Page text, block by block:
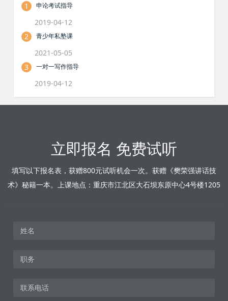
1 申论考试指导
2019-04-12
2
青少年私塾课
2021-05-05
3
一对一写作指导
2019-04-12
立即报名 免费试听
填写以下报名表，获赠800元试听机会一次。获赠《樊荣强讲话技
术》秘籍一本。上课地点：重庆市江北区大石坝东原中心4号楼1205